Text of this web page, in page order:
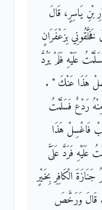
بْنِ يَاسِرٍ، قَالَ
بِزَعْفَرَانٍ
عَلَيْهِ فَلَمْ يَرُدَّ
هَذَا عَنْكَ ‏"‏ ‏.‏
رَدْعٌ فَسَلَّمْتُ
فَاغْسِلْ هَذَا
فَرَدَّ عَلَىَّ
الْكَافِرِ بِخَيْرٍ
‏.‏ قَالَ وَرَخَّصَ